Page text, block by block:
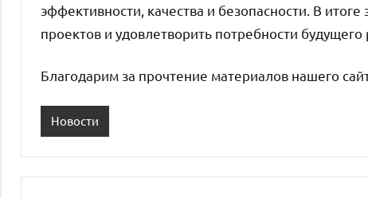
эффективности, качества и безопасности. В
проектов и удовлетворить потребности будущего
Благодарим за прочтение материалов нашего
Новости